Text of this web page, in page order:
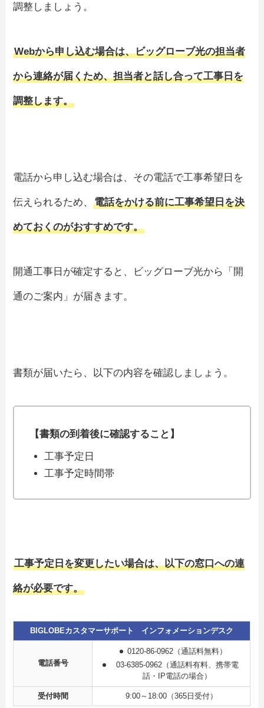
調整しましょう。
Webから申し込む場合は、ビッグローブ光の担当者
から連絡が届くため、担当者と話し合って工事日を
調整します。
電話から申し込む場合は、その電話で工事希望日を
伝えられるため、電話をかける前に工事希望日を決
めておくのがおすすめです。
開通工事日が確定すると、ビッグローブ光から「開
通のご案内」が届きます。
書類が届いたら、以下の内容を確認しましょう。
【書類の到着後に確認すること】
工事予定日
工事予定時間帯
工事予定日を変更したい場合は、以下の窓口への連
絡が必要です。
BIGLOBEカスタマーサポート インフォメーションデスク
電話番号
0120-86-0962（通話料無料）
03-6385-0962（通話料有料、携帯電
話・IP電話の場合）
受付時間 9:00～18:00（365日受付）